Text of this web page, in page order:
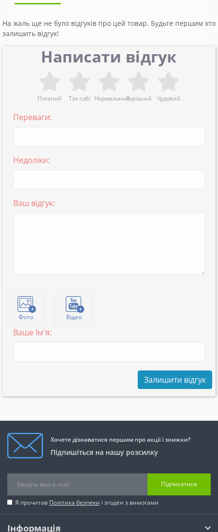
На жаль ще не було відгуків про цей товар. Будьте першим хто
залишить відгук!
Написати відгук
Поганий Так собі НормальнийХороший Чудовий
Переваги:
Недоліки:
Ваш відгук:
Фото Відео
Ваше Ім'я:
Залишити відгук
Хочете дізнаватися першим про акції і знижки?
Підпишіться на нашу розсилку
Підписатися
Я прочитав Політика безпеки і згоден з вимогами
Інформація